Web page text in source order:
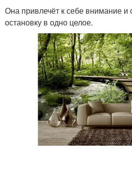
Она привлечёт к себе внимание и
остановку в одно целое.